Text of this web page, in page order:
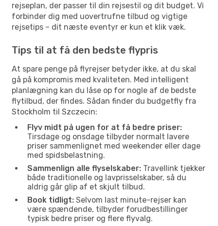
rejseplan, der passer til din rejsestil og dit budget. Vi
forbinder dig med uovertrufne tilbud og vigtige
rejsetips – dit næste eventyr er kun et klik væk.
Tips til at få den bedste flypris
At spare penge på flyrejser betyder ikke, at du skal
gå på kompromis med kvaliteten. Med intelligent
planlægning kan du låse op for nogle af de bedste
flytilbud, der findes. Sådan finder du budgetfly fra
Stockholm til Szczecin:
Flyv midt på ugen for at få bedre priser:
Tirsdage og onsdage tilbyder normalt lavere
priser sammenlignet med weekender eller dage
med spidsbelastning.
Sammenlign alle flyselskaber: Travellink tjekker
både traditionelle og lavprisselskaber, så du
aldrig går glip af et skjult tilbud.
Book tidligt: Selvom last minute-rejser kan
være spændende, tilbyder forudbestillinger
typisk bedre priser og flere flyvalg.